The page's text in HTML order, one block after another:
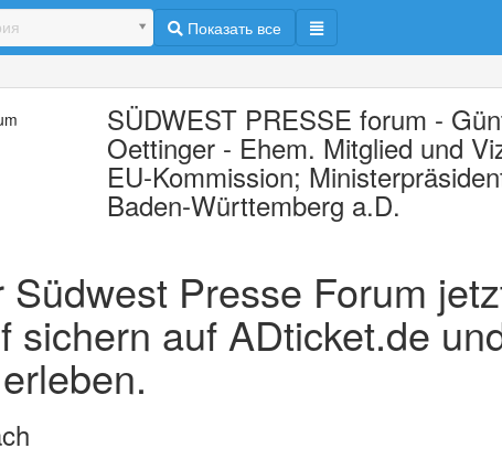
Показать все
SÜDWEST PRESSE forum -
Oettinger - Ehem. Mitglied und
EU-Kommission;
Baden-Württemberg a.D.
Südwest Presse Forum
sichern auf ADticket.de